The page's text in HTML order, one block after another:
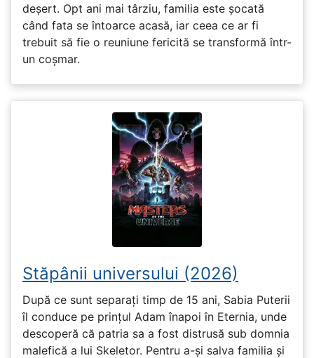
deșert. Opt ani mai târziu, familia este șocată
când fata se întoarce acasă, iar ceea ce ar fi
trebuit să fie o reuniune fericită se transformă într-
un coșmar.
Stăpânii universului (2026)
După ce sunt separați timp de 15 ani, Sabia Puterii
îl conduce pe prințul Adam înapoi în Eternia, unde
descoperă că patria sa a fost distrusă sub domnia
malefică a lui Skeletor. Pentru a-și salva familia și